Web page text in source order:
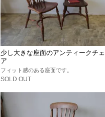
少し大きな座面のアンティークチェ
ア
フィット感のある座面です。
SOLD OUT